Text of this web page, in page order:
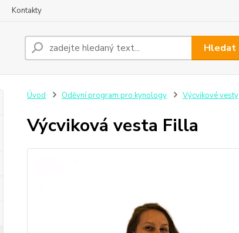
Kontakty
Hledat
Úvod Oděvní program pro kynology Výcvikové vesty
Výcviková vesta Filla